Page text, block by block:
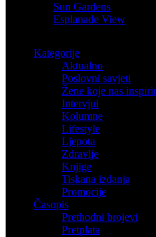
Sun Gardens
Esplanade View
Kategorije
Aktualno
Poslovni savjeti
Žene koje nas
Intervjui
Kolumne
Lifestyle
Ljepota
Zdravlje
Knjige
Tiskana izdanja
Promocije
Časopis
Prethodni brojevi
Pretplata